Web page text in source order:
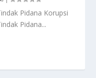
Pidana Korupsi
Pidana...